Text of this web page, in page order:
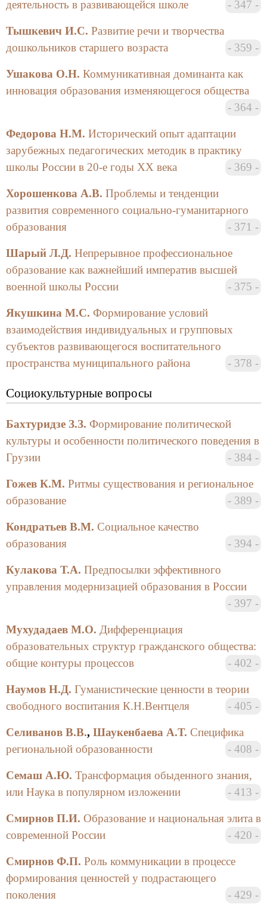
эффективное средство повышения функциональной
раскованности.
Лазар М.Г. и Товбина В.Л. в своей статье «К
(некоторые методологические аспекты)»
рассказывают о проблеме становления новой
научной дисциплины — социальной экологии.
связана с реалиями ХХ века, когда были
сформированы образцы экологически оправданного
поведения. Социальная экология — это метанаука, в
технические дисциплины.
Целью социальной экологии является выработка
экологической ответственности и компетентности,
экологического сознания.
По мнению Марьиной Л.П., философская
концепция диалектики может способствовать
художественно-эстетического образования.
Озаглавив свое выступление «Концепция
формирования диалектического мышления в
современной системе образования», Марьина Л.П.
Кронштадтском морском кадетском корпусе и
приходит к выводу о том, что диалектическое
мышление в современной системе образования
способствует развитию личности.
Пласичук В.П. в статье «Информационно-сетевая
обращается к проблеме интернетизации
современных библиотек в условиях
Российской Национальной библиотеки. Главная
мысль статьи сводится к тому, что в условиях
библиотеками открываются большие возможности
по организации дистанционного обучения для
широкого круга пользователей, которые имеют
Подколзина Л.Г. в статье «Психолого-
педагогическое сопровождение дезадаптированных
подростков» пишет о том, что для подросткового
возраста характерна особая конфликтность с
окружающими и единственной продуктивной
тактикой педагогов в этих условиях является
активная помощь подросткам в выстраивании ими
своей личности. Именно этим руководствуются в
своей деятельности работники школы №92 для
трудных подростков. В статье описываются методы
и технологии, применяемые в школе для
психологической реабилитации и социальной
адаптации учащихся.
Саруханов В.А. адресует свою обширную
житье…» будущим работникам телевидения.
Опираясь на собственный богатый
профессиональный опыт, а также на мнение
деятельность в развивающейся школе 347
Тышкевич И.С. Развитие речи и творчества
дошкольников старшего возраста
359
Ушакова О.Н. Коммуникативная доминанта как
инновация образования изменяющегося общества
364
Федорова Н.М. Исторический опыт адаптации
зарубежных педагогических методик в практику
школы России в 20-е годы ХХ века
369
Хорошенкова А.В. Проблемы и тенденции
развития современного социально-гуманитарного
образования
371
Шарый Л.Д. Непрерывное профессиональное
образование как важнейший императив высшей
военной школы России
375
Якушкина М.С. Формирование условий
взаимодействия индивидуальных и групповых
субъектов развивающегося воспитательного
пространства муниципального района
378
Социокультурные вопросы
Бахтуридзе З.З. Формирование политической
культуры и особенности политического поведения в
Грузии
384
Гожев К.М. Ритмы существования и региональное
образование
389
Кондратьев В.М. Социальное качество
образования
394
Кулакова Т.А. Предпосылки эффективного
управления модернизацией образования в России
397
Мухудадаев М.О. Дифференциация
образовательных структур гражданского общества:
общие контуры процессов
402
Наумов Н.Д. Гуманистические ценности в теории
свободного воспитания К.Н.Вентцеля
405
Селиванов В.В., Шаукенбаева А.Т. Специфика
региональной образованности
408
Семаш А.Ю. Трансформация обыденного знания,
или Наука в популярном изложении
413
Смирнов П.И. Образование и национальная элита в
современной России
420
Смирнов Ф.П. Роль коммуникации в процессе
формирования ценностей у подрастающего
поколения
429